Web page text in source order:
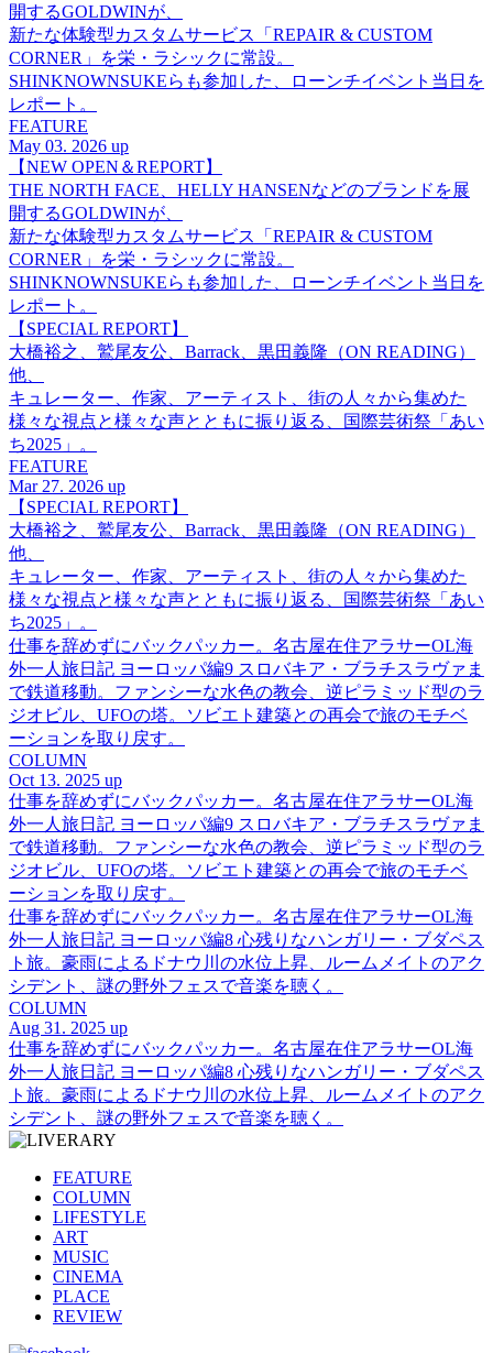
開するGOLDWINが、
新たな体験型カスタムサービス「REPAIR & CUSTOM
CORNER」を栄・ラシックに常設。
SHINKNOWNSUKEらも参加した、ローンチイベント当日を
レポート。
FEATURE
May 03. 2026 up
【NEW OPEN＆REPORT】
THE NORTH FACE、HELLY HANSENなどのブランドを展
開するGOLDWINが、
新たな体験型カスタムサービス「REPAIR & CUSTOM
CORNER」を栄・ラシックに常設。
SHINKNOWNSUKEらも参加した、ローンチイベント当日を
レポート。
【SPECIAL REPORT】
大橋裕之、鷲尾友公、Barrack、黒田義隆（ON READING）
他、
キュレーター、作家、アーティスト、街の人々から集めた
様々な視点と様々な声とともに振り返る、国際芸術祭「あい
ち2025」。
FEATURE
Mar 27. 2026 up
【SPECIAL REPORT】
大橋裕之、鷲尾友公、Barrack、黒田義隆（ON READING）
他、
キュレーター、作家、アーティスト、街の人々から集めた
様々な視点と様々な声とともに振り返る、国際芸術祭「あい
ち2025」。
仕事を辞めずにバックパッカー。名古屋在住アラサーOL海
外一人旅日記 ヨーロッパ編9 スロバキア・ブラチスラヴァま
で鉄道移動。ファンシーな水色の教会、逆ピラミッド型のラ
ジオビル、UFOの塔。ソビエト建築との再会で旅のモチベ
ーションを取り戻す。
COLUMN
Oct 13. 2025 up
仕事を辞めずにバックパッカー。名古屋在住アラサーOL海
外一人旅日記 ヨーロッパ編9 スロバキア・ブラチスラヴァま
で鉄道移動。ファンシーな水色の教会、逆ピラミッド型のラ
ジオビル、UFOの塔。ソビエト建築との再会で旅のモチベ
ーションを取り戻す。
仕事を辞めずにバックパッカー。名古屋在住アラサーOL海
外一人旅日記 ヨーロッパ編8 心残りなハンガリー・ブダペス
ト旅。豪雨によるドナウ川の水位上昇、ルームメイトのアク
シデント、謎の野外フェスで音楽を聴く。
COLUMN
Aug 31. 2025 up
仕事を辞めずにバックパッカー。名古屋在住アラサーOL海
外一人旅日記 ヨーロッパ編8 心残りなハンガリー・ブダペス
ト旅。豪雨によるドナウ川の水位上昇、ルームメイトのアク
シデント、謎の野外フェスで音楽を聴く。
FEATURE
COLUMN
LIFESTYLE
ART
MUSIC
CINEMA
PLACE
REVIEW